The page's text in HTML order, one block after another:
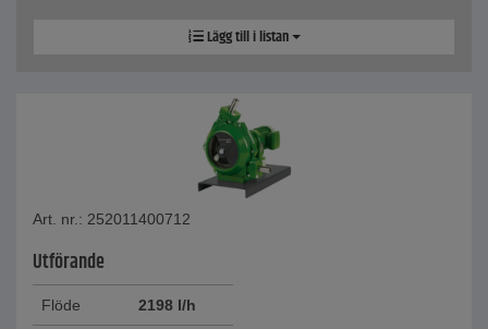
Lägg till i listan
Art. nr.: 252011400712
Utförande
Flöde 2198 l/h